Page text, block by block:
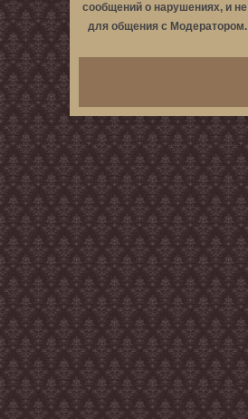
сообщений о нарушениях, и не
для общения с Модератором.